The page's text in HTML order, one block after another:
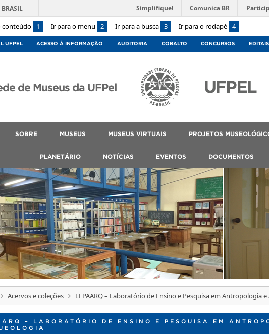
conteúdo 1 Ir para o menu 2 Ir para a busca 3 Ir para o rodapé 4
BRASIL Simplifique! Comunica BR
UFPEL ACESSO À INFORMAÇÃO AUDITORIA COBALTO CONCURSOS EDITAIS
de Museus da UFPel
SOBRE MUSEUS MUSEUS VIRTUAIS PROJETOS
PLANETÁRIO NOTÍCIAS EVENTOS DOCUMENTOS
Acervos e coleções LEPAARQ – Laboratório de Ensino e Pesquisa em Antropologia
– LABORATÓRIO DE ENSINO E PESQUISA EM